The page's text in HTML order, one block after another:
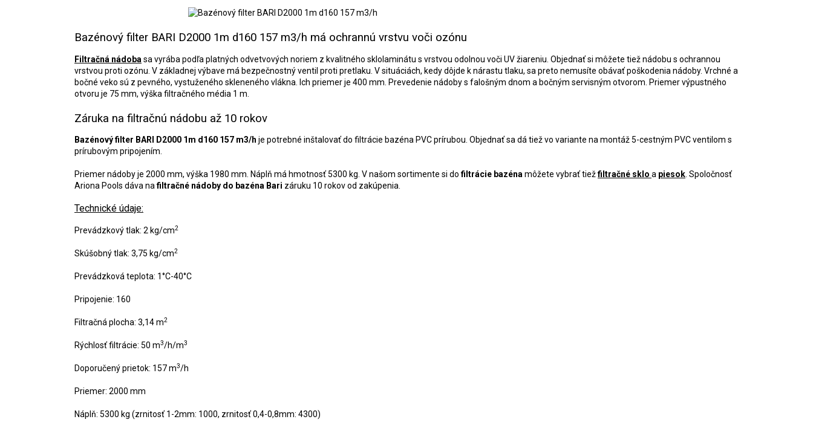
Bazénový filter BARI D2000 1m d160 157 m3/h má ochrannú vrstvu voči ozónu
Filtračná nádoba sa vyrába podľa platných odvetvových noriem z kvalitného sklolaminátu s vrstvou odolnou voči UV žiareniu. Objednať si môžete tiež nádobu s ochrannou
vrstvou proti ozónu. V základnej výbave má bezpečnostný ventil proti pretlaku. V situáciách, kedy dôjde k nárastu tlaku, sa preto nemusíte obávať poškodenia nádoby. Vrchné a
bočné veko sú z pevného, vystuženého skleneného vlákna. Ich priemer je 400 mm. Prevedenie nádoby s falošným dnom a bočným servisným otvorom. Priemer výpustného
otvoru je 75 mm, výška filtračného média 1 m.
Záruka na filtračnú nádobu až 10 rokov
Bazénový filter BARI D2000 1m d160 157 m3/h je potrebné inštalovať do filtrácie bazéna PVC prírubou. Objednať sa dá tiež vo variante na montáž 5-cestným PVC ventilom s
prírubovým pripojením.
Priemer nádoby je 2000 mm, výška 1980 mm. Náplň má hmotnosť 5300 kg. V našom sortimente si dofiltrácie bazéna môžete vybrať tiežfiltračné sklo a piesok . Spoločnosť
Ariona Pools dáva nafiltračné nádoby do bazéna Bari záruku 10 rokov od zakúpenia.
Technické údaje:
Prevádzkový tlak: 2 kg/cm2
Skúšobný tlak: 3,75 kg/cm2
Prevádzková teplota: 1°C-40°C
Pripojenie: 160
Filtračná plocha: 3,14 m2
Rýchlosť filtrácie: 50 m3/h/m3
Doporučený prietok: 157 m3/h
Priemer: 2000 mm
Náplň: 5300 kg (zrnitosť 1-2mm: 1000, zrnitosť 0,4-0,8mm: 4300)